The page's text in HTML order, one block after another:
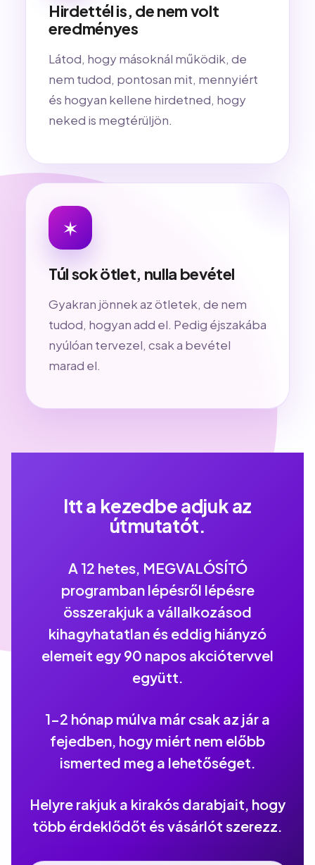
Hirdettél is, de nem volt
eredményes
Látod, hogy másoknál működik, de
nem tudod, pontosan mit, mennyiért
és hogyan kellene hirdetned, hogy
neked is megtérüljön.
✶
Túl sok ötlet, nulla bevétel
Gyakran jönnek az ötletek, de nem
tudod, hogyan add el. Pedig éjszakába
nyúlóan tervezel, csak a bevétel
marad el.
Itt a kezedbe adjuk az
útmutatót.
A 12 hetes, MEGVALÓSÍTÓ
programban lépésről lépésre
összerakjuk a vállalkozásod
kihagyhatatlan és eddig hiányzó
elemeit egy 90 napos akciótervvel
együtt.
1-2 hónap múlva már csak az jár a
fejedben, hogy miért nem előbb
ismerted meg a lehetőséget.
Helyre rakjuk a kirakós darabjait, hogy
több érdeklődőt és vásárlót szerezz.